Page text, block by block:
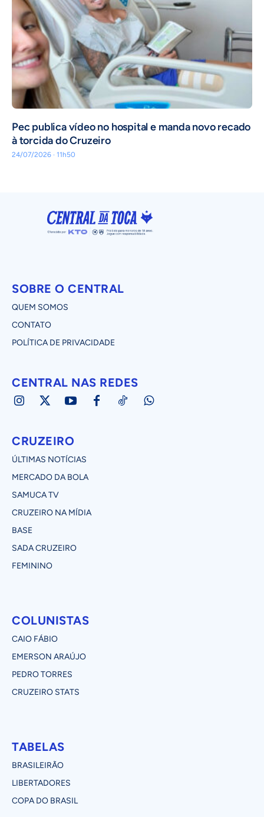
Pec publica vídeo no hospital e manda novo recado
à torcida do Cruzeiro
24/07/2026 · 11h50
SOBRE O CENTRAL
QUEM SOMOS
CONTATO
POLÍTICA DE PRIVACIDADE
CENTRAL NAS REDES
CRUZEIRO
ÚLTIMAS NOTÍCIAS
MERCADO DA BOLA
SAMUCA TV
CRUZEIRO NA MÍDIA
BASE
SADA CRUZEIRO
FEMININO
COLUNISTAS
CAIO FÁBIO
EMERSON ARAÚJO
PEDRO TORRES
CRUZEIRO STATS
TABELAS
BRASILEIRÃO
LIBERTADORES
COPA DO BRASIL